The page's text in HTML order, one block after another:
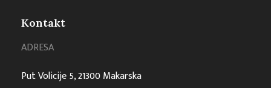
Kontakt
ADRESA
Put Volicije 5, 21300 Makarska